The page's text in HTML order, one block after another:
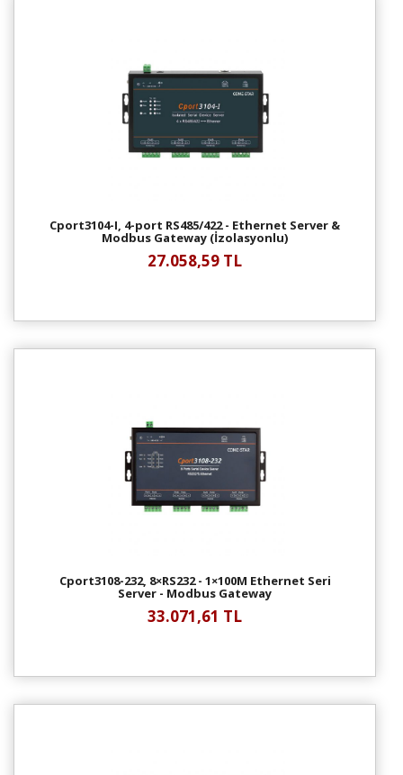
Cport3104-I, 4-port RS485/422 - Ethernet Server &
Modbus Gateway (İzolasyonlu)
27.058,59 TL
Cport3108-232, 8×RS232 - 1×100M Ethernet Seri
Server - Modbus Gateway
33.071,61 TL